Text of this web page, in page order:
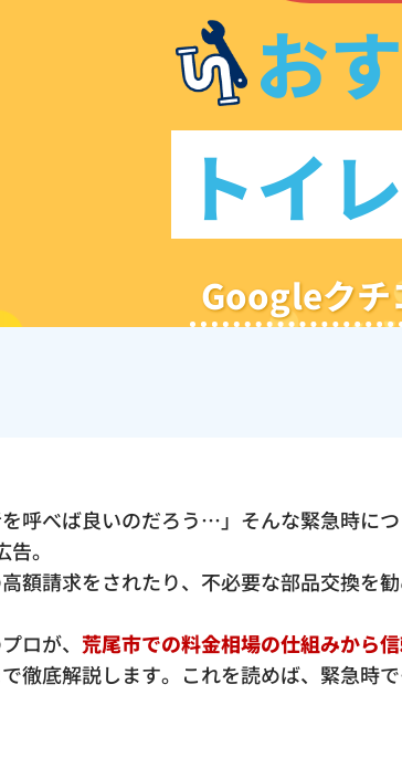
お
トイ
Googleクチ
呼べば良いのだろう…」そんな緊急時に
。
額請求をされたり、不必要な部品交換を
ロが、 荒尾市での料金相場の仕組みから
で徹底解説します。これを読めば、緊急時